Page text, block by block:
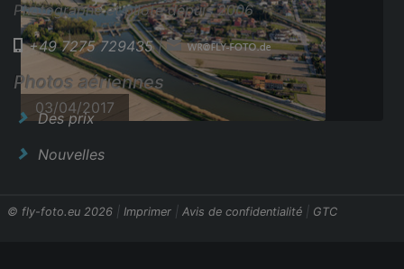
03/04/2017
03/04/2017
03/04/2017
Photographe et pilote depuis 2006
+49 7275 729435|
Photos aériennes
Des prix
Nouvelles
© fly-foto.eu 2026 | Imprimer | Avis de confidentialité | GTC